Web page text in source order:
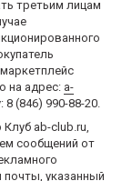
третьим лицам
на адрес: a-
(846) 990-88-20.
ab-club.ru,
сообщений от
почты, указанный